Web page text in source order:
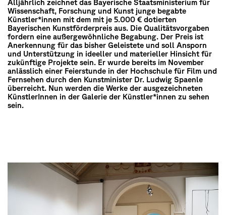
Alljährlich zeichnet das Bayerische Staatsministerium für
Wissenschaft, Forschung und Kunst junge begabte
Künstler*innen mit dem mit je 5.000 € dotierten
Bayerischen Kunstförderpreis aus. Die Qualitätsvorgaben
fordern eine außergewöhnliche Begabung. Der Preis ist
Anerkennung für das bisher Geleistete und soll Ansporn
und Unterstützung in ideeller und materieller Hinsicht für
zukünftige Projekte sein. Er wurde bereits im November
anlässlich einer Feierstunde in der Hochschule für Film und
Fernsehen durch den Kunstminister Dr. Ludwig Spaenle
überreicht. Nun werden die Werke der ausgezeichneten
KünstlerInnen in der Galerie der Künstler*innen zu sehen
sein.